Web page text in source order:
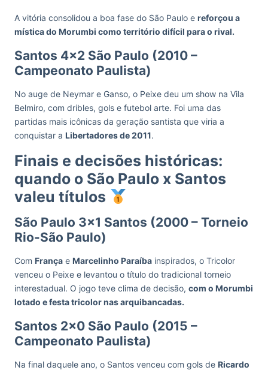
A vitória consolidou a boa fase do São Paulo e reforçou a
mística do Morumbi como território difícil para o rival.
Santos 4×2 São Paulo (2010 –
Campeonato Paulista)
No auge de Neymar e Ganso, o Peixe deu um show na Vila
Belmiro, com dribles, gols e futebol arte. Foi uma das
partidas mais icônicas da geração santista que viria a
conquistar a Libertadores de 2011.
Finais e decisões históricas:
quando o São Paulo x Santos
valeu títulos
São Paulo 3×1 Santos (2000 – Torneio
Rio-São Paulo)
Com França e Marcelinho Paraíba inspirados, o Tricolor
venceu o Peixe e levantou o título do tradicional torneio
interestadual. O jogo teve clima de decisão, com o Morumbi
lotado e festa tricolor nas arquibancadas.
Santos 2×0 São Paulo (2015 –
Campeonato Paulista)
Na final daquele ano, o Santos venceu com gols de Ricardo